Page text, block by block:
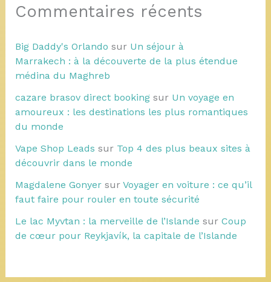
Commentaires récents
Big Daddy's Orlando sur Un séjour à
Marrakech : à la découverte de la plus étendue
médina du Maghreb
cazare brasov direct bookingsur Un voyage en
amoureux : les destinations les plus romantiques
du monde
Vape Shop Leads sur Top 4 des plus beaux sites à
découvrir dans le monde
Magdalene Gonyersur Voyager en voiture : ce qu’il
faut faire pour rouler en toute sécurité
Le lac Myvtan : la merveille de l’Islande sur Coup
de cœur pour Reykjavík, la capitale de l’Islande